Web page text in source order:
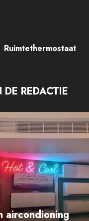
Ruimtethermostaat
Remeha All in one
Daikin airconditioning.
REDACTIE
aircondioning